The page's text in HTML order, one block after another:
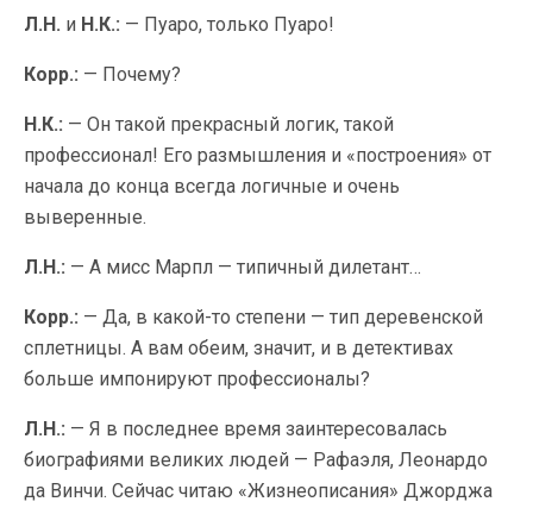
Л.Н. и Н.К.: — Пуаро, только Пуаро!
Корр.: — Почему?
Н.К.: — Он такой прекрасный логик, такой
профессионал! Его размышления и «построения» от
начала до конца всегда логичные и очень
выверенные.
Л.Н.: — А мисс Марпл — типичный дилетант…
Корр.: — Да, в какой-то степени — тип деревенской
сплетницы. А вам обеим, значит, и в детективах
больше импонируют профессионалы?
Л.Н.: — Я в последнее время заинтересовалась
биографиями великих людей — Рафаэля, Леонардо
да Винчи. Сейчас читаю «Жизнеописания» Джорджа